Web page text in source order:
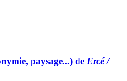
paysage...) de Ercé /